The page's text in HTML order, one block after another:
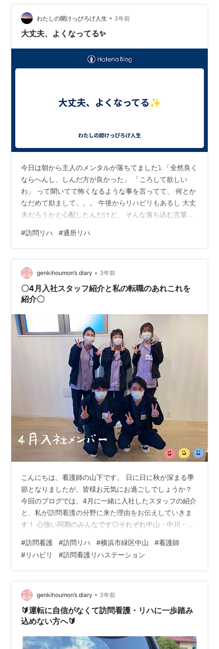
入れて入浴剤も少し入れて 足湯してあげると、凄く気持
ちいいって ちょっと気分もマシになったみたいで良かっ
た～✨ 今日は一日家でゆっくりしたらいいや♪と 私も家
わたしの開けっぴろげ人生 • 3年前
大丈夫、よくなってる✨
今日は朝から主人のメンタルが落ちてました⤵️ 「全然良く
ならへんし、しんだ方が良かった」 「ころして欲しい
わ」 って聞いてて怖くなるような事を言ってて、 何とか
なだめて励まして。。。 午後からリハビリもあるし 大丈
夫だろうかと心配したんだけど、 そんな落ち込む言葉の
たので、 （食べたいなら大丈夫♪まだ死なへん） って確
信しました。 その後、午後からのリハビリで 先生からい
っぱい褒めてもらって、更に 「火曜担当のＳ先生とも話
してるんだけど、 凄い回復が見込めそうだから、 ３月完
了の予定をもう少し延ばして、 自宅のリハだけじゃなく
通所リハも入…
#訪問リハ #通所リハ
genkihoumon’s diary • 3年前
〇4月入社スタッフ紹介と私の転職のあれこれを
紹介〇
こんにちは、看護師の山下です。 日に日に秋が深まる季
節となりましたが、皆様お元気にお過ごしでしょうか？
今回のブログでは、4月に一緒に入社したスタッフの紹介
と、私が訪問看護の分野に来た理由をお伝えしていきま
す！ 心強い同期のみんなです◎それぞれ中山・中川・新
女性陣はみな中山配属になっていて、訪問での困りご
と、ご活用者様に合ったリハビリの相談もたくさん乗っ
てくれます！分からない部分は教え合い、困ったときは
支え合いながら、毎日頑張っています！同期がいるだけ
で本当に心の支えになっていて、感謝の気持ちでいっぱ
いです:-( では私の転職活動についてです！…
#訪問看護 #訪問リハ #横浜市緑区中山 #看護師
#リハビリ #訪問看護リハステーション
genkihoumon’s diary • 3年前
🔰運転に自信がなくて訪問看護・リハに一歩踏み
込めない方へ🔰